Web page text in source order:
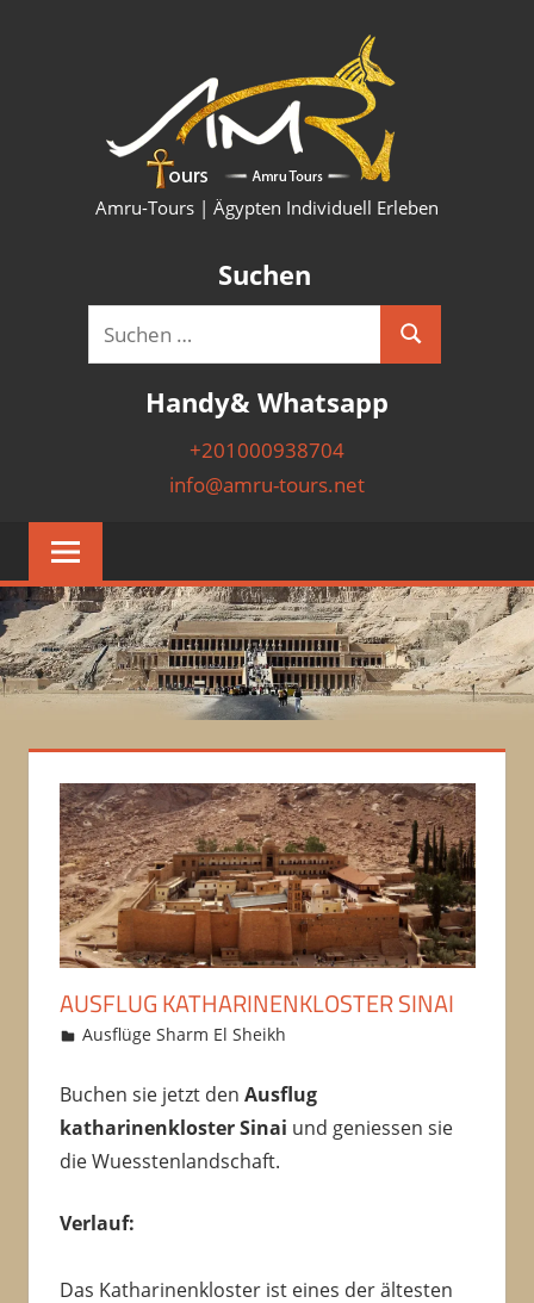
&
Amru-Tours | Ägypten Individuell Erleben
Suchen
Suchen
nach:
Suchen
Handy& Whatsapp
+201000938704
info@amru-tours.net
AUSFLUG KATHARINENKLOSTER SINAI
13/09/2019
amrfawzy
Ausflüge Sharm El Sheikh
Buchen sie jetzt den Ausflug
katharinenkloster Sinai und geniessen sie
die Wuesstenlandschaft.
Verlauf:
Das Katharinenkloster ist eines der ältesten